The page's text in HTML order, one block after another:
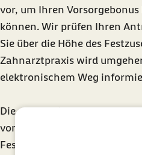
vor, um Ihren
können. Wir prüfen Ihren
Sie über die Höhe des
Zahnarztpraxis wird
elektronischem Weg
Die genehmigte
von 6 Monaten durchführen
Festzuschuss rechnet die